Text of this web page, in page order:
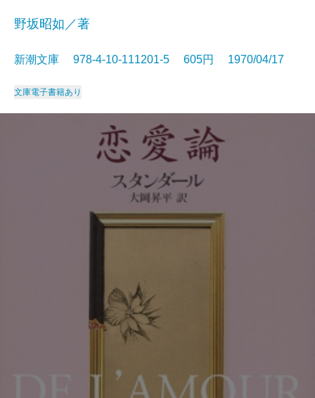
野坂昭如／著
新潮文庫 978-4-10-111201-5 605円 1970/04/17
文庫電子書籍あり